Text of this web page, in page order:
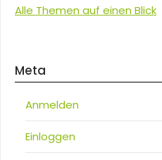
Alle Themen auf einen Blick
Meta
Anmelden
Einloggen